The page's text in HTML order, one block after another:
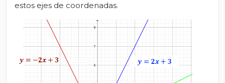
estos ejes de coordenadas.